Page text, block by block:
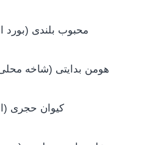
(محبوب بلندی (بورد
(هومن بدایتی (شاخه
(کیوان حجری